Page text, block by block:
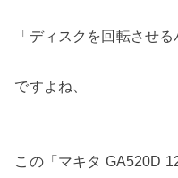
「ディスクを回転させる
ですよね、
この「マキタ GA520D